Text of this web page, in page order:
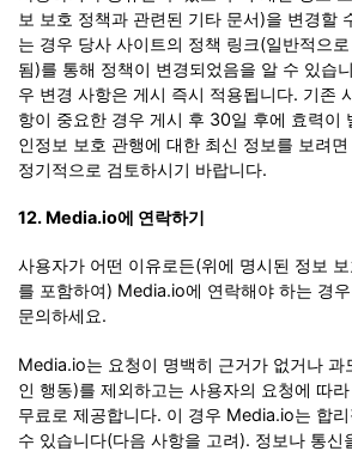
보 보호 정책과 관련된 기타 문서)을 변경할
는 경우 당사 사이트의 정책 링크(일반적으
됨)를 통해 정책이 변경되었음을 알 수 있습
우 변경 사항은 게시 즉시 적용됩니다. 기존
항이 중요한 경우 게시 후 30일 후에 효력이
인정보 보호 관행에 대한 최신 정보를 보려
정기적으로 검토하시기 바랍니다.
12. Media.io에 연락하기
사용자가 어떤 이유로든(위에 명시된 정보
를 포함하여) Media.io에 연락해야 하는 경우
문의하세요.
Media.io는 요청이 명백히 근거가 없거나 과
인 행동)를 제외하고는 사용자의 요청에 따
무료로 제공합니다. 이 경우 Media.io는 합
수 있습니다(다음 사항을 고려). 정보나 통신